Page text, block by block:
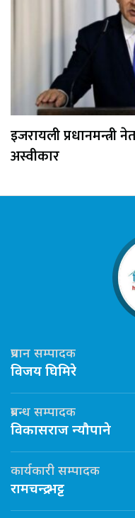
इजरायली प्रधानमन्त्री
अस्वीकार
प्रधान सम्पादक
विजय घिमिरे
प्रबन्ध सम्पादक
विकासराज न्यौपाने
कार्यकारी सम्पादक
रामचन्द्र भट्ट